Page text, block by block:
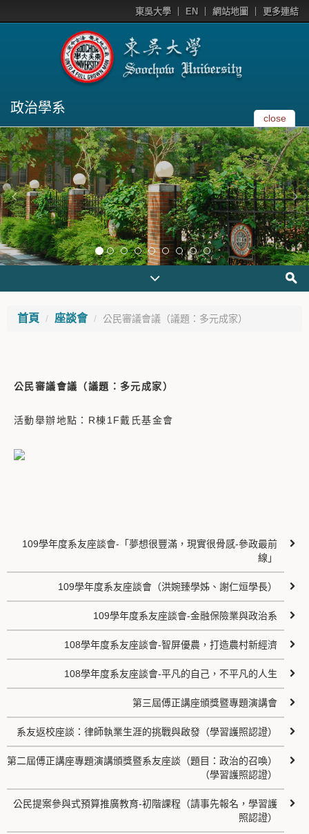
東吳大學 EN 網站地圖 更多連結
政治學系
close
首頁 座談會 公民審議會議（議題：多元成家）
公民審議會議（議題：多元成家）
活動舉辦地點：R棟1F戴氏基金會
109學年度系友座談會-「夢想很豐滿，現實很骨感-參政最前
線」
109學年度系友座談會（洪婉臻學姊、謝仁烜學長）
109學年度系友座談會-金融保險業與政治系
108學年度系友座談會-智屏優農，打造農村新經濟
108學年度系友座談會-平凡的自己，不平凡的人生
第三屆傅正講座頒獎暨專題演講會
系友返校座談：律師執業生涯的挑戰與啟發（學習護照認證）
第二屆傅正講座專題演講頒獎暨系友座談（題目：政治的召喚）
（學習護照認證）
公民提案參與式預算推廣教育-初階課程（請事先報名，學習護
照認證）